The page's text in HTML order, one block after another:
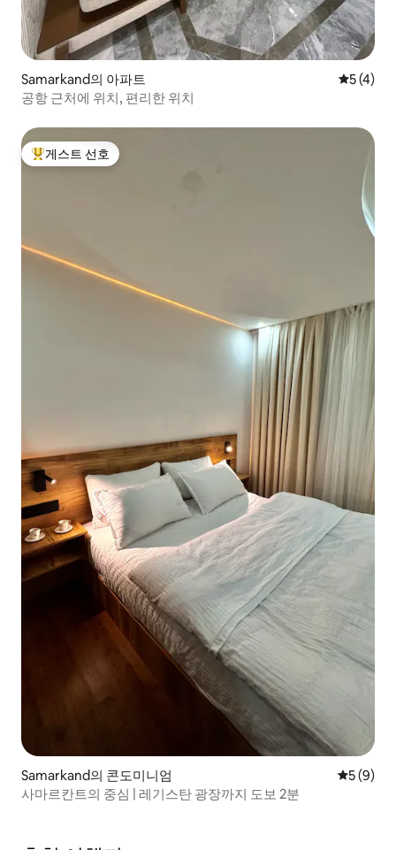
Samarkand의 아파트 평점 5점
5 (4)
공항 근처에 위치, 편리한 위치
상위 게스트 선호
게스트 선호
Samarkand의 콘도미니엄 평점 5점
5 (9)
사마르칸트의 중심 | 레기스탄 광장까지 도보 2분